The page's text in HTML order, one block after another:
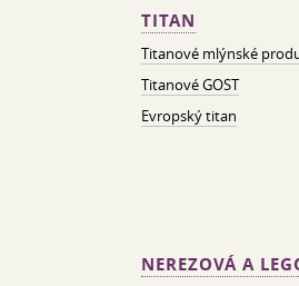
TITAN
Titanové mlýnské
Titanové GOST
Evropský titan
NEREZOVÁ A